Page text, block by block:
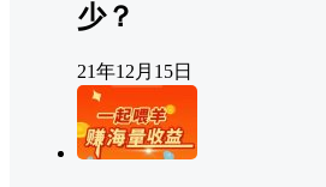
少？
21年12月15日